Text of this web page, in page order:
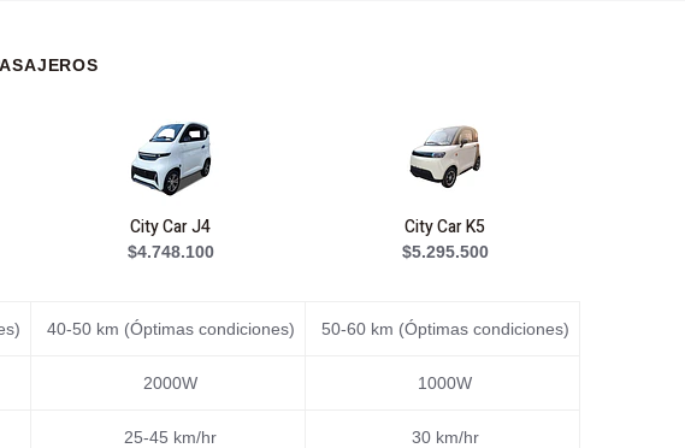
City Car J4
$4.748.100
40-50 km (Óptimas condiciones)
2000W
25-45 km/hr
City Car K5
$5.295.500
50-60 km (Óptimas condiciones)
1000W
30 km/hr